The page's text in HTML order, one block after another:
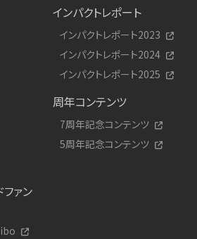
インパクトレポート
インパクトレポート2023
インパクトレポート2024
インパクトレポート2025
周年コンテンツ
7周年記念コンテンツ
5周年記念コンテンツ
ァン